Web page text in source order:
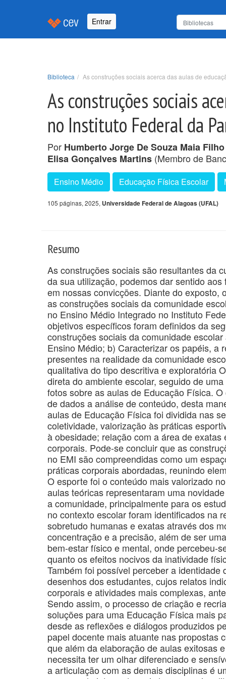
Entrar
Biblioteca As construções sociais acerca das aulas de
As construções sociais
no Instituto Federal da
Por Humberto Jorge De Souza Maia Filho
Elisa Gonçalves Martins (Membro de
Ensino Médio Educação Física Escolar
105 páginas, 2025, Universidade Federal de Alagoas (UFAL)
Resumo
As construções sociais são resultantes da
da sua utilização, podemos dar sentido
em nossas convicções. Diante do exposto,
as construções sociais da comunidade
no Ensino Médio Integrado no Instituto
objetivos específicos foram definidos da
construções sociais da comunidade
Ensino Médio; b) Caracterizar os papéis, a
presentes na realidade da comunidade
qualitativa do tipo descritiva e exploratória
direta do ambiente escolar, seguido de
fotos sobre as aulas de Educação Física.
de dados a análise de conteúdo, desta
aulas de Educação Física foi dividida nas
coletividade, valorização às práticas
à obesidade; relação com a área de
corporais. Pode-se concluir que as
no EMI são compreendidas como um
práticas corporais abordadas, reunindo
O esporte foi o conteúdo mais valorizado
aulas teóricas representaram uma
a comunidade, principalmente para os
no contexto escolar foram identificados na
sobretudo humanas e exatas através dos
concentração e a precisão, além de ser
bem-estar físico e mental, onde percebeu-
quanto os efeitos nocivos da inatividade
Também foi possível perceber a
desenhos dos estudantes, cujos relatos
corporais e atividades mais complexas,
Sendo assim, o processo de criação e
soluções para uma Educação Física mais
desde as reflexões e diálogos produzidos
papel docente mais atuante nas propostas
que além da elaboração de aulas exitosas
necessita ter um olhar diferenciado e
a articulação com as demais disciplinas é